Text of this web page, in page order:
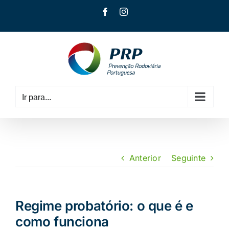
content
FacebookInstagram
Ir para...
Anterior Seguinte
Regime probatório: o que é e
como funciona